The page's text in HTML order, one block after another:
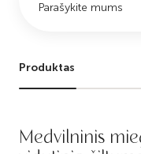
Parašykite mums
Produktas
Medvilninis